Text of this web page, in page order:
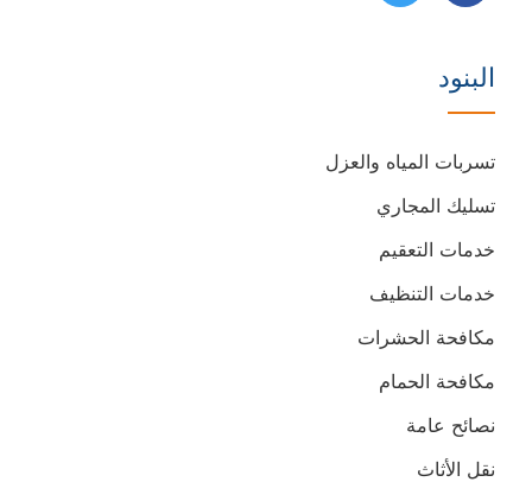
فيسبوك
البنود
تسربات المياه والعزل
تسليك المجاري
خدمات التعقيم
خدمات التنظيف
مكافحة الحشرات
مكافحة الحمام
نصائح عامة
نقل الأثاث